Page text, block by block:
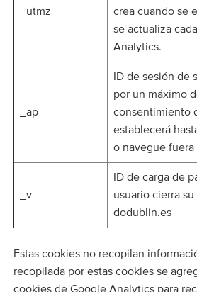
_utmz
crea cuando se
se actualiza
Analytics.
_ap
ID de sesión
por un máximo
consentimiento
establecerá
o navegue
_v
ID de carga de
usuario cierra
dodublin.es
Estas cookies no recopilan
recopilada por estas cookies se
cookies de Google Analytics para